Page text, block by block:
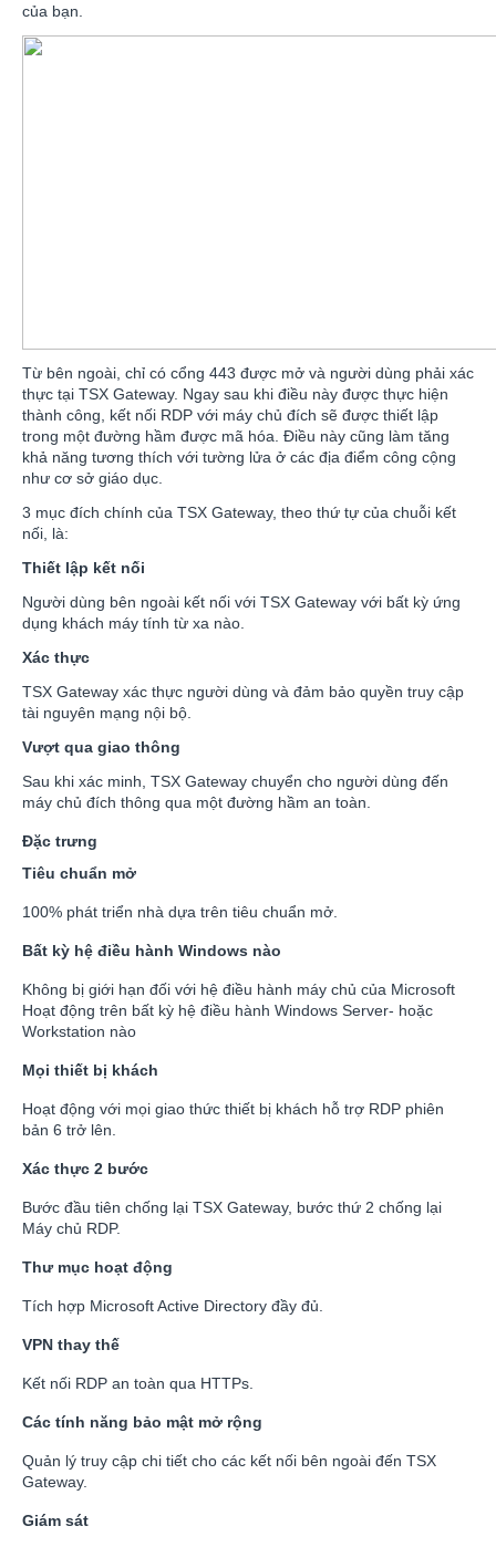
của bạn.
Từ bên ngoài, chỉ có cổng 443 được mở và người dùng phải xác
thực tại TSX Gateway. Ngay sau khi điều này được thực hiện
thành công, kết nối RDP với máy chủ đích sẽ được thiết lập
trong một đường hầm được mã hóa. Điều này cũng làm tăng
khả năng tương thích với tường lửa ở các địa điểm công cộng
như cơ sở giáo dục.
3 mục đích chính của TSX Gateway, theo thứ tự của chuỗi kết
nối, là:
Thiết lập kết nối
Người dùng bên ngoài kết nối với TSX Gateway với bất kỳ ứng
dụng khách máy tính từ xa nào.
Xác thực
TSX Gateway xác thực người dùng và đảm bảo quyền truy cập
tài nguyên mạng nội bộ.
Vượt qua giao thông
Sau khi xác minh, TSX Gateway chuyển cho người dùng đến
máy chủ đích thông qua một đường hầm an toàn.
Đặc trưng
Tiêu chuẩn mở
100% phát triển nhà dựa trên tiêu chuẩn mở.
Bất kỳ hệ điều hành Windows nào
Không bị giới hạn đối với hệ điều hành máy chủ của Microsoft
Hoạt động trên bất kỳ hệ điều hành Windows Server- hoặc
Workstation nào
Mọi thiết bị khách
Hoạt động với mọi giao thức thiết bị khách hỗ trợ RDP phiên
bản 6 trở lên.
Xác thực 2 bước
Bước đầu tiên chống lại TSX Gateway, bước thứ 2 chống lại
Máy chủ RDP.
Thư mục hoạt động
Tích hợp Microsoft Active Directory đầy đủ.
VPN thay thế
Kết nối RDP an toàn qua HTTPs.
Các tính năng bảo mật mở rộng
Quản lý truy cập chi tiết cho các kết nối bên ngoài đến TSX
Gateway.
Giám sát